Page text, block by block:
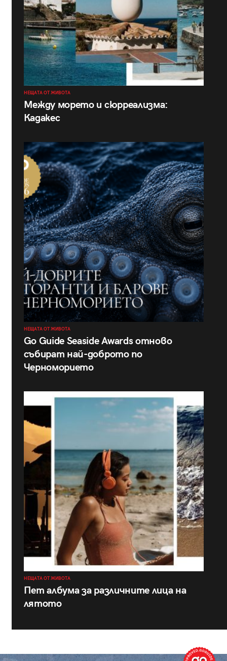
НЕЩАТА ОТ ЖИВОТА
Между морето и сюрреализма:
Кадакес
НЕЩАТА ОТ ЖИВОТА
Go Guide Seaside Awards отново
събират най-доброто по
Черноморието
НЕЩАТА ОТ ЖИВОТА
Пет албума за различните лица на
лятото